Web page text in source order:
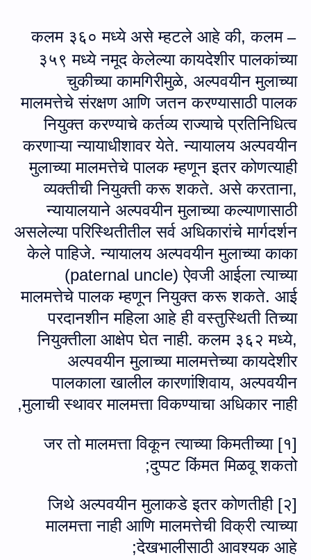
–
कलम ३६० मध्ये असे म्हटले आहे की, कलम
३५९ मध्ये नमूद केलेल्या कायदेशीर पालकांच्या
चुकीच्या कामगिरीमुळे, अल्पवयीन मुलाच्या
मालमत्तेचे संरक्षण आणि जतन करण्यासाठी पालक
नियुक्त करण्याचे कर्तव्य राज्याचे प्रतिनिधित्व
करणाऱ्या न्यायाधीशावर येते. न्यायालय अल्पवयीन
मुलाच्या मालमत्तेचे पालक म्हणून इतर कोणत्याही
व्यक्तीची नियुक्ती करू शकते. असे करताना,
न्यायालयाने अल्पवयीन मुलाच्या कल्याणासाठी
असलेल्या परिस्थितीतील सर्व अधिकारांचे मार्गदर्शन
केले पाहिजे. न्यायालय अल्पवयीन मुलाच्या काका
(paternal uncle) ऐवजी आईला त्याच्या
मालमत्तेचे पालक म्हणून नियुक्त करू शकते. आई
परदानशीन महिला आहे ही वस्तुस्थिती तिच्या
नियुक्तीला आक्षेप घेत नाही. कलम ३६२ मध्ये,
अल्पवयीन मुलाच्या मालमत्तेच्या कायदेशीर
पालकाला खालील कारणांशिवाय, अल्पवयीन
मुलाची स्थावर मालमत्ता विकण्याचा अधिकार नाही
,
[
१] जर तो मालमत्ता विकून त्याच्या किमतीच्या
दुप्पट किंमत मिळवू शकतो
;
[
२] जिथे अल्पवयीन मुलाकडे इतर कोणतीही
मालमत्ता नाही आणि मालमत्तेची विक्री त्याच्या
देखभालीसाठी आवश्यक आहे
;